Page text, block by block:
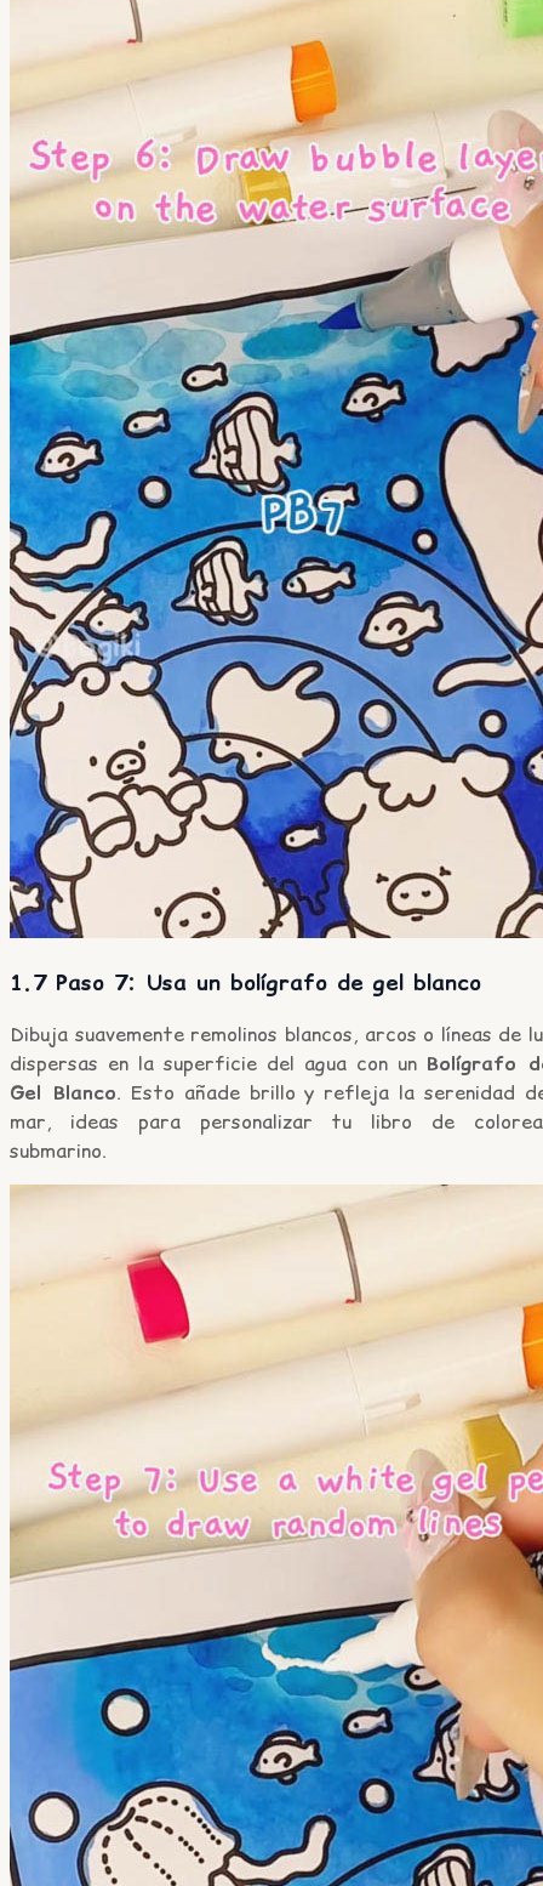
1.7 Paso 7: Usa un bolígrafo de gel blanco
Dibuja suavemente remolinos blancos, arcos o líneas de
dispersas en la superficie del agua con un Bolígrafo
Gel Blanco. Esto añade brillo y refleja la serenidad
mar, ideas para personalizar tu libro de
submarino.